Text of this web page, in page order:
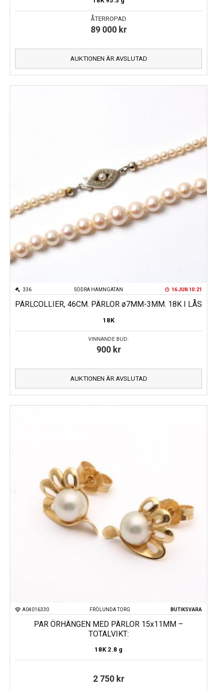
ÅTERROPAD
89 000 kr
AUKTIONEN ÄR AVSLUTAD
SÖDRA HAMNGATAN
336 16 JUN 10:21
PÄRLCOLLIER, 46CM. PÄRLOR ø7MM-3MM. 18K I LÅS
18K
VINNANDE BUD:
900 kr
AUKTIONEN ÄR AVSLUTAD
FRÖLUNDA TORG
A04016330 BUTIKSVARA
PAR ÖRHÄNGEN MED PÄRLOR 15x11MM –
TOTALVIKT:
18K 2.8 g
2 750 kr